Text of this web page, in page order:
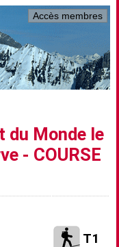
Accès membres
du Monde le
- COURSE
T1